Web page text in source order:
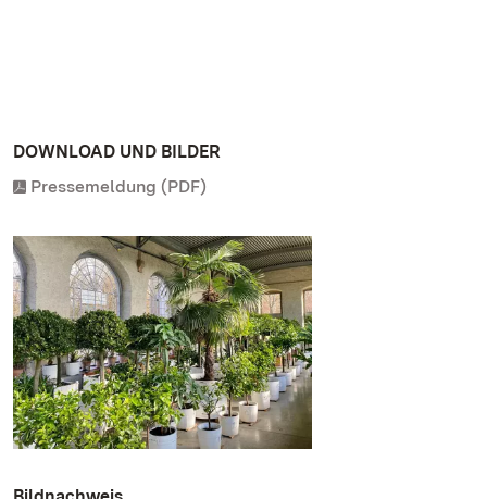
DOWNLOAD UND BILDER
Pressemeldung (PDF)